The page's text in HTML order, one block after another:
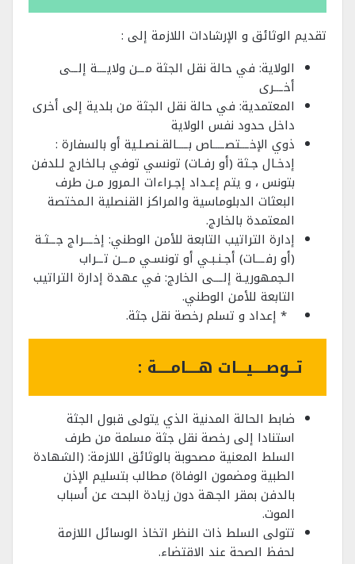
تقديم الوثائق و الإرشادات اللازمة إلى :
الولاية: في حالة نقل الجثة ﻣــﻦ وﻻﻳـــﺔ إﻟــﻰ
أﺧـــﺮى
المعتمدية: في حالة نقل الجثة من بلدية إلى أخرى
داخل حدود نفس الولاية
ذوي اﻹﺧـــﺘﺼــــﺎص ﺑــــﺎﻟﻘـﻨﺼـﻠـﻴﺔ أو ﺑﺎﻟﺴﻔﺎرة :
إدﺧـﺎل ﺟـﺜﺔ (أو رﻓـﺎت) ﺗﻮﻧﺴﻲ ﺗﻮﻓﻲ ﺑـﺎﻟﺨﺎرج ﻟـﻠﺪﻓﻦ
ﺑﺘﻮﻧﺲ ، و يتم إﻋـﺪاد إﺟـﺮاءات اﻟـﻤﺮور ﻣـﻦ ﻃﺮف
اﻟﺒﻌﺜﺎت اﻟﺪﺑﻠﻮﻣﺎﺳﻴﺔ واﻟﻤﺮاﻛﺰ اﻟﻘﻨﺼﻠﻴﺔ اﻟـﻤﺨﺘﺼﺔ
اﻟﻤﻌﺘﻤﺪة ﺑﺎﻟﺨﺎرج.
إدارة اﻟﺘﺮاﺗﻴﺐ اﻟﺘﺎﺑﻌﺔ ﻟﻸﻣﻦ اﻟﻮﻃﻨﻲ: إﺧـــﺮاج ﺟــﺜـﺔ
(أو رﻓـــﺎت) أﺟـﻨـﺒـﻲ أو ﺗﻮﻧﺴـﻲ ﻣــﻦ ﺗــﺮاب
اﻟـﺠﻤﻬﻮرﻳـﺔ إﻟـــﻰ اﻟﺨﺎرج: ﻓﻲ ﻋﻬﺪة إدارة اﻟﺘﺮاﺗﻴﺐ
اﻟﺘﺎﺑﻌﺔ ﻟﻸﻣﻦ اﻟﻮﻃﻨﻲ.
* إعداد و تسلم رخصة نقل جثة.
تــوصــــيـــات هــــامــــة :
ضابط الحالة المدنية الذي يتولى قبول الجثة
استنادا إلى رخصة نقل جثة مسلمة من طرف
السلط المعنية مصحوبة بالوثائق اللازمة: (الشهادة
الطبية ومضمون الوفاة) مطالب بتسليم الإذن
بالدفن بمقر الجهة دون زيادة البحث عن أسباب
الموت.
تتولى السلط ذات النظر اتخاذ الوسائل اللازمة
لحفظ الصحة عند الاقتضاء.